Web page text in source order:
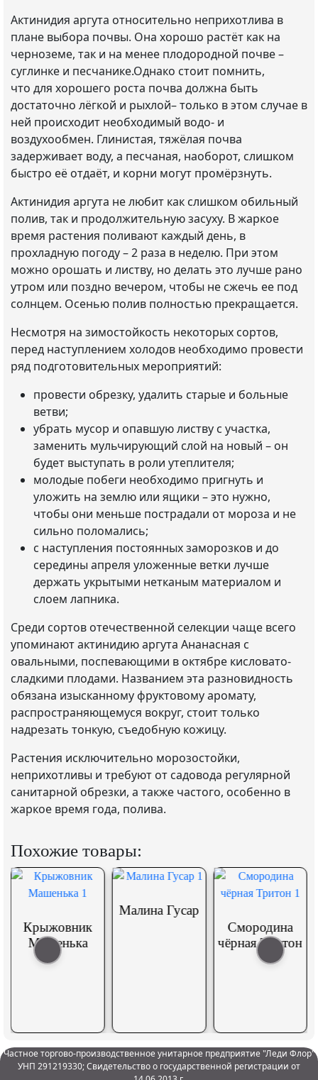
Актинидия аргута относительно неприхотлива в
плане выбора почвы. Она хорошо растёт как на
черноземе, так и на менее плодородной почве –
суглинке и песчанике.Однако стоит помнить,
что для хорошего роста почва должна быть
достаточно лёгкой и рыхлой– только в этом случае в
ней происходит необходимый водо- и
воздухообмен. Глинистая, тяжёлая почва
задерживает воду, а песчаная, наоборот, слишком
быстро её отдаёт, и корни могут промёрзнуть.
Актинидия аргута не любит как слишком обильный
полив, так и продолжительную засуху. В жаркое
время растения поливают каждый день, в
прохладную погоду – 2 раза в неделю. При этом
можно орошать и листву, но делать это лучше рано
утром или поздно вечером, чтобы не сжечь ее под
солнцем. Осенью полив полностью прекращается.
Несмотря на зимостойкость некоторых сортов,
перед наступлением холодов необходимо провести
ряд подготовительных мероприятий:
провести обрезку, удалить старые и больные
ветви;
убрать мусор и опавшую листву с участка,
заменить мульчирующий слой на новый – он
будет выступать в роли утеплителя;
молодые побеги необходимо пригнуть и
уложить на землю или ящики – это нужно,
чтобы они меньше пострадали от мороза и не
сильно поломались;
с наступления постоянных заморозков и до
середины апреля уложенные ветки лучше
держать укрытыми нетканым материалом и
слоем лапника.
Среди сортов отечественной селекции чаще всего
упоминают актинидию аргута Ананасная с
овальными, поспевающими в октябре кисловато-
сладкими плодами. Названием эта разновидность
обязана изысканному фруктовому аромату,
распространяющемуся вокруг, стоит только
надрезать тонкую, съедобную кожицу.
Растения исключительно морозостойки,
неприхотливы и требуют от садовода регулярной
санитарной обрезки, а также частого, особенно в
жаркое время года, полива.
Похожие товары:
Малина
Штамбовая
Частное торгово-производственное унитарное предприятие "Леди Флор"
УНП 291219330; Свидетельство о государственной регистрации от